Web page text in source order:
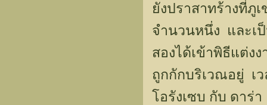
ยังปราสาทร้างที่ภู
จำนวนหนึ่ง และเ
สองได้เข้าพิธีแต่ง
ถูกกักบริเวณอยู่ เ
โอรังเซบ กับ ดาร่